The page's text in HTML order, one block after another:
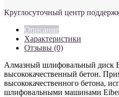
Круглосуточный центр
Описание
Характеристики
Отзывы (0)
Алмазный шлифовальный диск
высококачественный бетон.
высококачественного бетона,
шлифовальными машинами